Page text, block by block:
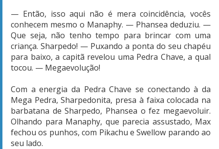
— Então, isso aqui não é mera coincidência, vocês
conhecem mesmo o Manaphy. — Phansea deduziu. —
Que seja, não tenho tempo para brincar com uma
criança. Sharpedo! — Puxando a ponta do seu chapéu
para baixo, a capitã revelou uma Pedra Chave, a qual
tocou. — Megaevolução!
Com a energia da Pedra Chave se conectando à da
Mega Pedra, Sharpedonita, presa à faixa colocada na
barbatana de Sharpedo, Phansea o fez megaevoluir.
Olhando para Manaphy, que parecia assustado, Max
fechou os punhos, com Pikachu e Swellow parando ao
seu lado.